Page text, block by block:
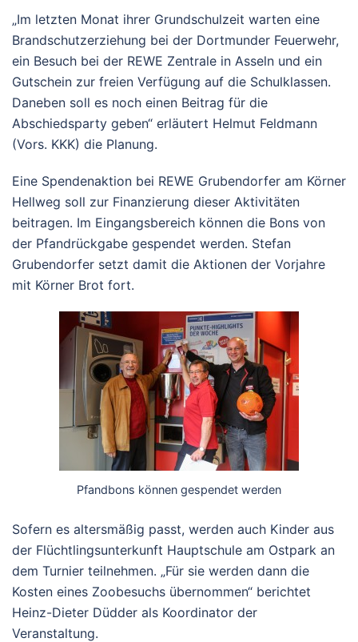
„Im letzten Monat ihrer Grundschulzeit warten eine
Brandschutzerziehung bei der Dortmunder Feuerwehr,
ein Besuch bei der REWE Zentrale in Asseln und ein
Gutschein zur freien Verfügung auf die Schulklassen.
Daneben soll es noch einen Beitrag für die
Abschiedsparty geben“ erläutert Helmut Feldmann
(Vors. KKK) die Planung.
Eine Spendenaktion bei REWE Grubendorfer am Körner
Hellweg soll zur Finanzierung dieser Aktivitäten
beitragen. Im Eingangsbereich können die Bons von
der Pfandrückgabe gespendet werden. Stefan
Grubendorfer setzt damit die Aktionen der Vorjahre
mit Körner Brot fort.
Pfandbons können gespendet werden
Sofern es altersmäßig passt, werden auch Kinder aus
der Flüchtlingsunterkunft Hauptschule am Ostpark an
dem Turnier teilnehmen. „Für sie werden dann die
Kosten eines Zoobesuchs übernommen“ berichtet
Heinz-Dieter Düdder als Koordinator der
Veranstaltung.